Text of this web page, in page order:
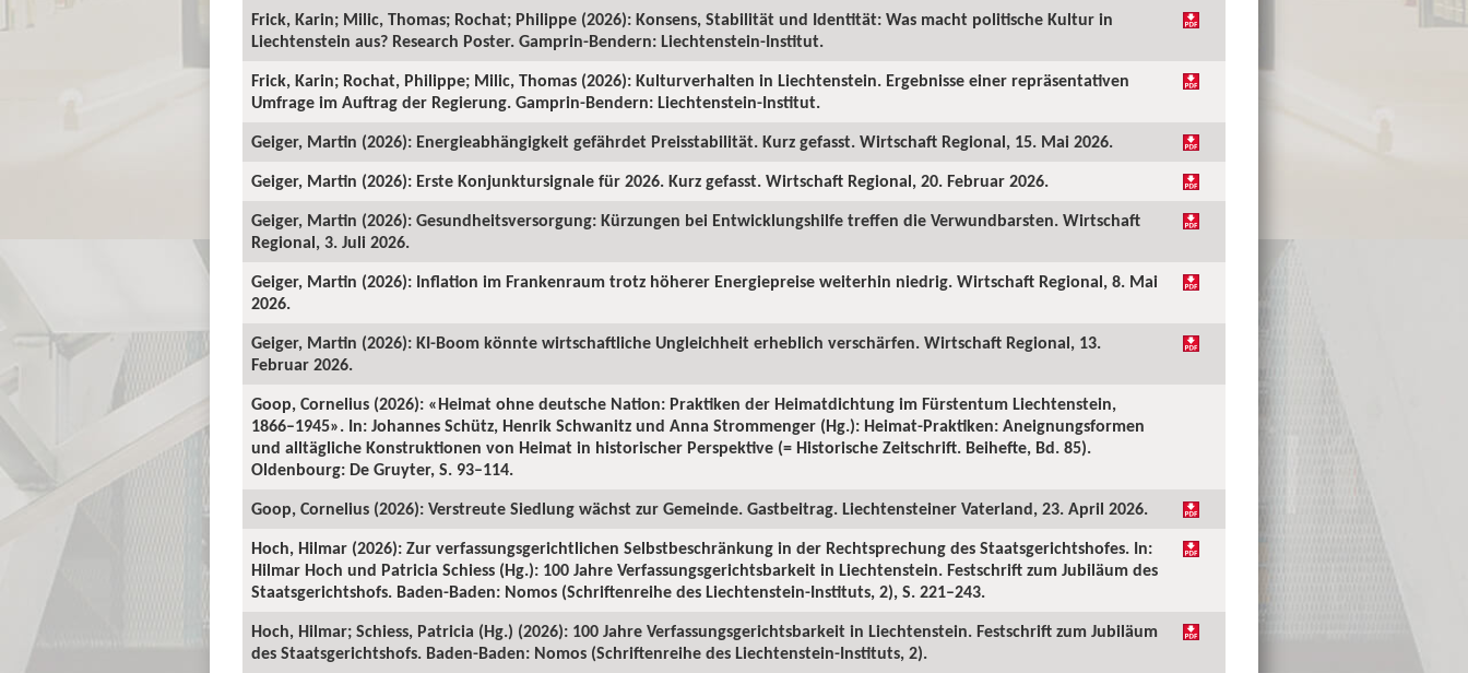
Frick, Karin; Milic, Thomas; Rochat; Philippe (2026): Konsens, Stabilität und Identität: Was macht politische Kultur in
Liechtenstein aus? Research Poster. Gamprin-Bendern: Liechtenstein-Institut.
Frick, Karin; Rochat, Philippe; Milic, Thomas (2026): Kulturverhalten in Liechtenstein. Ergebnisse einer repräsentativen
Umfrage im Auftrag der Regierung. Gamprin-Bendern: Liechtenstein-Institut.
Geiger, Martin (2026): Energieabhängigkeit gefährdet Preisstabilität. Kurz gefasst. Wirtschaft Regional, 15. Mai 2026.
Geiger, Martin (2026): Erste Konjunktursignale für 2026. Kurz gefasst. Wirtschaft Regional, 20. Februar 2026.
Geiger, Martin (2026): Gesundheitsversorgung: Kürzungen bei Entwicklungshilfe treffen die Verwundbarsten. Wirtschaft
Regional, 3. Juli 2026.
Geiger, Martin (2026): Inflation im Frankenraum trotz höherer Energiepreise weiterhin niedrig. Wirtschaft Regional, 8. Mai
2026.
Geiger, Martin (2026): KI-Boom könnte wirtschaftliche Ungleichheit erheblich verschärfen. Wirtschaft Regional, 13.
Februar 2026.
Goop, Cornelius (2026): «Heimat ohne deutsche Nation: Praktiken der Heimatdichtung im Fürstentum Liechtenstein,
1866–1945». In: Johannes Schütz, Henrik Schwanitz und Anna Strommenger (Hg.): Heimat-Praktiken: Aneignungsformen
und alltägliche Konstruktionen von Heimat in historischer Perspektive (= Historische Zeitschrift. Beihefte, Bd. 85).
Oldenbourg: De Gruyter, S. 93–114.
Goop, Cornelius (2026): Verstreute Siedlung wächst zur Gemeinde. Gastbeitrag. Liechtensteiner Vaterland, 23. April 2026.
Hoch, Hilmar (2026): Zur verfassungsgerichtlichen Selbstbeschränkung in der Rechtsprechung des Staatsgerichtshofes. In:
Hilmar Hoch und Patricia Schiess (Hg.): 100 Jahre Verfassungsgerichtsbarkeit in Liechtenstein. Festschrift zum Jubiläum des
Staatsgerichtshofs. Baden-Baden: Nomos (Schriftenreihe des Liechtenstein-Instituts, 2), S. 221–243.
Hoch, Hilmar; Schiess, Patricia (Hg.) (2026): 100 Jahre Verfassungsgerichtsbarkeit in Liechtenstein. Festschrift zum Jubiläum
des Staatsgerichtshofs. Baden-Baden: Nomos (Schriftenreihe des Liechtenstein-Instituts, 2).